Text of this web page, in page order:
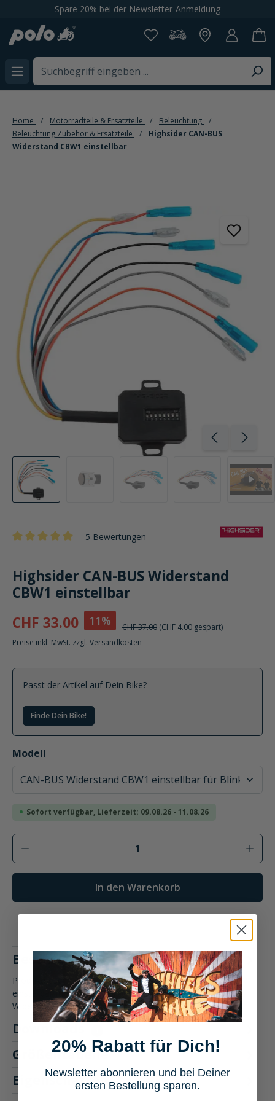
springenSpare 20% bei der Newsletter-Anmeldung
Home Motorradteile & Ersatzteile
Beleuchtung
Beleuchtung Zubehör & Ersatzteile
Highsider CAN-BUS
Widerstand CBW1 einstellbar
5 Bewertungen
Highsider CAN-BUS Widerstand
CBW1 einstellbar
CHF 33.00
11% CHF 37.00 (CHF 4.00 gespart)
Preise inkl. MwSt. zzgl. Versandkosten
Passt der Artikel auf Dein Bike?
Finde Dein Bike!
Modell
auswählen
Sofort verfügbar, Lieferzeit: 09.08.26 - 11.08.26
Produkt Anzahl: Gib den gewünschten
In den Warenkorb
Beschreibung
Produktbeschreibung: Highsider CAN-BUS Widerstand CBW1
einstellbar für Blinker/Rücklicht Der Highsider CAN-BUS
Widerstand C…Mehr
Downloads
Größentabelle
Eigenschaften
20% Rabatt für Dich!
Newsletter abonnieren und bei Deiner
ersten Bestellung sparen.